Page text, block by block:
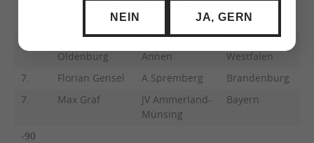
Westfalen
Oldenburg
Annen
Westfalen
7.
Florian Gensel A.Spremberg
Brandenburg
7.
Max Graf
JV Ammerland-
Münsing
Bayern
-90
NEIN JA, GERN